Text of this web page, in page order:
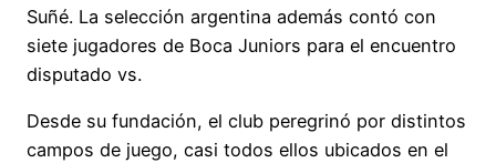
Suñé. La selección argentina además contó con
siete jugadores de Boca Juniors para el encuentro
disputado vs.
Desde su fundación, el club peregrinó por distintos
campos de juego, casi todos ellos ubicados en el